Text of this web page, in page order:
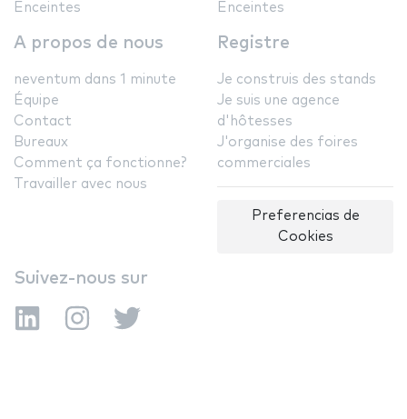
Enceintes
Enceintes
A propos de nous
neventum dans 1 minute
Équipe
Contact
Bureaux
Comment ça fonctionne?
Travailler avec nous
Registre
Je construis des stands
Je suis une agence
d'hôtesses
J'organise des foires
commerciales
Preferencias de
Cookies
Suivez-nous sur